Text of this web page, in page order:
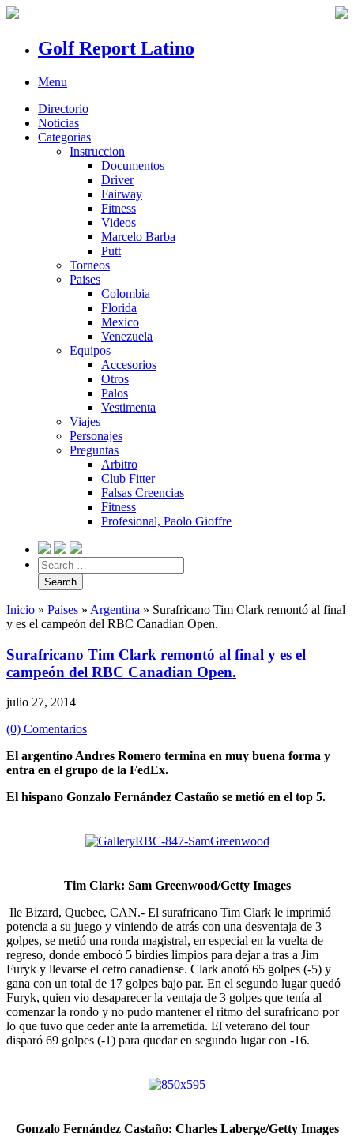
Golf Report Latino
Menu
Directorio
Noticias
Categorias
Instruccion
Documentos
Driver
Fairway
Fitness
Videos
Marcelo Barba
Putt
Torneos
Paises
Colombia
Florida
Mexico
Venezuela
Equipos
Accesorios
Otros
Palos
Vestimenta
Viajes
Personajes
Preguntas
Arbitro
Club Fitter
Falsas Creencias
Fitness
Profesional, Paolo Gioffre
Inicio » Paises » Argentina » Surafricano Tim Clark remontó al final
y es el campeón del RBC Canadian Open.
Surafricano Tim Clark remontó al final y es el
campeón del RBC Canadian Open.
julio 27, 2014
(0) Comentarios
El argentino Andres Romero termina en muy buena forma y
entra en el grupo de la FedEx.
El hispano Gonzalo Fernández Castaño se metió en el top 5.
Tim Clark: Sam Greenwood/Getty Images
Ile Bizard, Quebec, CAN.- El surafricano Tim Clark le imprimió
potencia a su juego y viniendo de atrás con una desventaja de 3
golpes, se metió una ronda magistral, en especial en la vuelta de
regreso, donde embocó 5 birdies limpios para dejar a tras a Jim
Furyk y llevarse el cetro canadiense. Clark anotó 65 golpes (-5) y
gana con un total de 17 golpes bajo par. En el segundo lugar quedó
Furyk, quien vio desaparecer la ventaja de 3 golpes que tenía al
comenzar la rondo y no pudo mantener el ritmo del surafricano por
lo que tuvo que ceder ante la arremetida. El veterano del tour
disparó 69 golpes (-1) para quedar en segundo lugar con -16.
Gonzalo Fernández Castaño: Charles Laberge/Getty Images